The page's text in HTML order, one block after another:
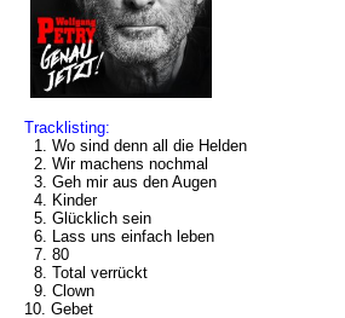
Tracklisting:
1. Wo sind denn all die Helden
2. Wir machens nochmal
3. Geh mir aus den Augen
4. Kinder
5. Glücklich sein
6. Lass uns einfach leben
7. 80
8. Total verrückt
9. Clown
10. Gebet